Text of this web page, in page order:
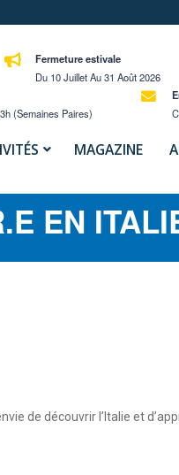
Fermeture estivale
Du 10 Juillet Au 31 Août 2026
(semaines Paires)
MAGAZINE
EN
de découvrir l’Italie et